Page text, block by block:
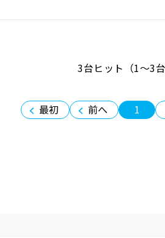
3台ヒット（1〜3台
最初 前へ 1